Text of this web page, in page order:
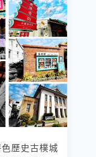
歷史古樸城